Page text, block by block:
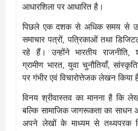
आधारशिला पर आधारित है।
पिछले एक दशक से अधिक समय से उनके
समाचार पत्रों, पत्रिकाओं तथा
रहे हैं। उन्होंने भारतीय राजनीति,
ग्रामीण भारत, युवा चुनौतियाँ,
पर गंभीर एवं विचारोत्तेजक लेखन किया
विनय श्रीवास्तव का मानना है कि
बल्कि सामाजिक जागरूकता का साधन
अपने लेखों के माध्यम से तथ्यपरक